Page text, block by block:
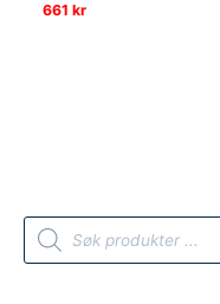
661kr
P
d